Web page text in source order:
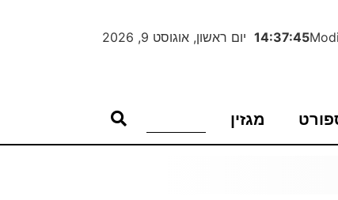
14:37:45 יום ראשון, אוגוסט 9, 2026
מגזין